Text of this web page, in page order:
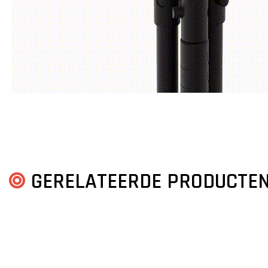
GERELATEERDE